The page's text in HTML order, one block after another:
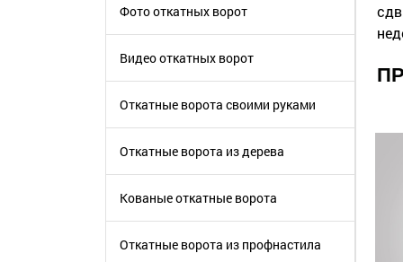
Фото откатных ворот
Видео откатных ворот
Откатные ворота своими руками
Откатные ворота из дерева
Кованые откатные ворота
Откатные ворота из профнастила